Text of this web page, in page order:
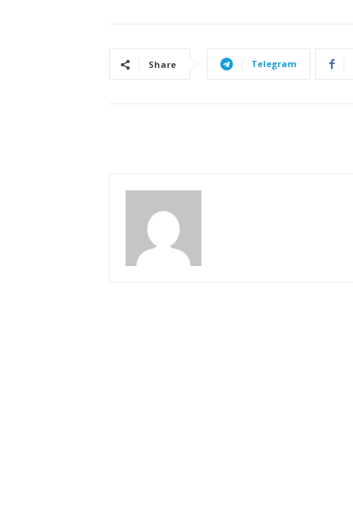
Share Telegram